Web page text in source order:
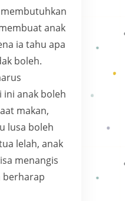
anak
ia tahu apa
boleh.
ini anak boleh
makan,
lusa boleh
lelah, anak
menangis
berharap